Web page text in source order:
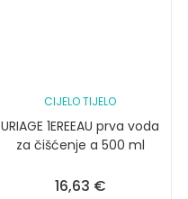
CIJELO TIJELO
URIAGE 1EREEAU prva voda
za čišćenje a 500 ml
16,63 €